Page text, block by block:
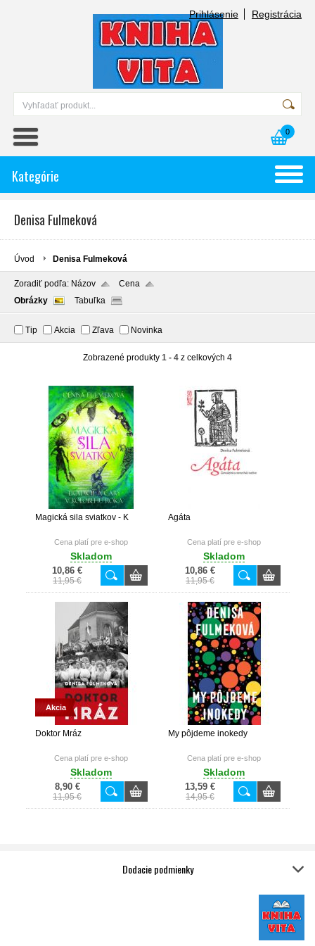
Prihlásenie Registrácia
0
Kategórie
Denisa Fulmeková
Úvod Denisa Fulmeková
Zoradiť podľa: Názov
Cena
Obrázky
Tabuľka
Tip Akcia Zľava Novinka
Zobrazené produkty 1 - 4 z celkových 4
Magická sila sviatkov - K
Cena platí pre e-shop
Skladom
10,86 €
11,95 €
Agáta
Cena platí pre e-shop
Skladom
10,86 €
11,95 €
Akcia
Doktor Mráz
Cena platí pre e-shop
Skladom
8,90 €
11,95 €
My pôjdeme inokedy
Cena platí pre e-shop
Skladom
13,59 €
14,95 €
Dodacie podmienky